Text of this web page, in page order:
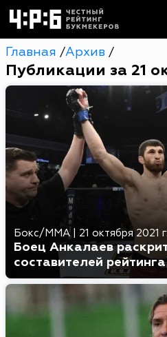
Главная /Архив /
Публикации за 21
Бокс/MMA| 21 октября 2021 г.
Боец Анкалаев
составителей рейтинга